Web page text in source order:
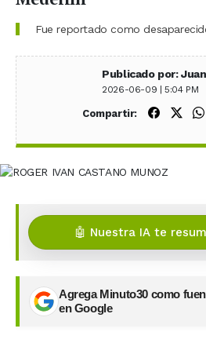
Fue reportado como
Publicado por:
2026-06-09 | 5:04 PM
Compartir:
🤖 Nuestra IA te
Agrega Minuto30 como
en Google